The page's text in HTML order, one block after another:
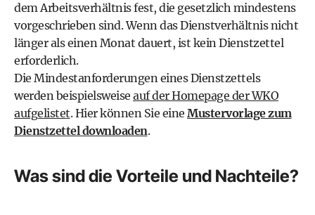
dem Arbeitsverhältnis fest, die gesetzlich mindestens
vorgeschrieben sind. Wenn das Dienstverhältnis nicht
länger als einen Monat dauert, ist kein Dienstzettel
erforderlich.
Die Mindestanforderungen eines Dienstzettels
werden beispielsweise auf der Homepage der WKO
aufgelistet. Hier können Sie eine Mustervorlage zum
Dienstzettel downloaden.
Was sind die Vorteile und Nachteile?